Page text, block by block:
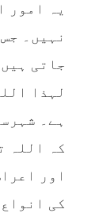
یہ امور
نہیں۔
جاتی
لہذا
ہے۔
کہ اللہ
اور
کی